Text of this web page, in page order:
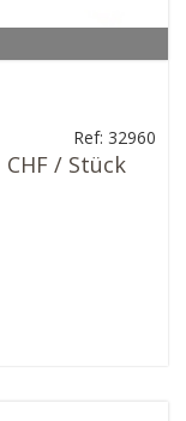
Ref: 32960
CHF / Stück